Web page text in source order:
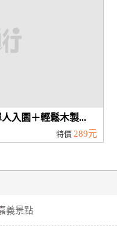
入園＋輕鬆木製...
特價 289元
義景點